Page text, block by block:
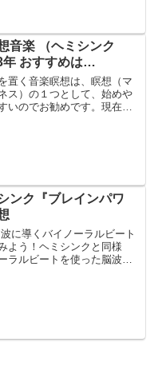
音楽 （ヘミシンク
年 おすすめは…
置く音楽瞑想は、瞑想（マ
ス）の１つとして、始めや
いのでお勧めです。現在人
ンク『ブレインパワ
に導くバイノーラルビート
よう！ヘミシンクと同様
ラルビートを使った脳波誘